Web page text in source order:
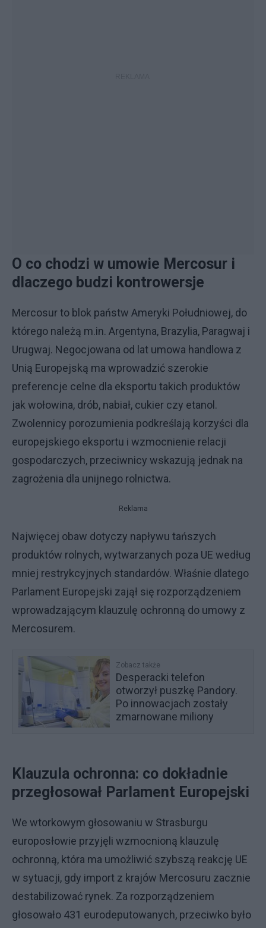
O co chodzi w umowie Mercosur i
dlaczego budzi kontrowersje
Mercosur to blok państw Ameryki Południowej, do
którego należą m.in. Argentyna, Brazylia, Paragwaj i
Urugwaj. Negocjowana od lat umowa handlowa z
Unią Europejską ma wprowadzić szerokie
preferencje celne dla eksportu takich produktów
jak wołowina, drób, nabiał, cukier czy etanol.
Zwolennicy porozumienia podkreślają korzyści dla
europejskiego eksportu i wzmocnienie relacji
gospodarczych, przeciwnicy wskazują jednak na
zagrożenia dla unijnego rolnictwa.
Reklama
Najwięcej obaw dotyczy napływu tańszych
produktów rolnych, wytwarzanych poza UE według
mniej restrykcyjnych standardów. Właśnie dlatego
Parlament Europejski zajął się rozporządzeniem
wprowadzającym klauzulę ochronną do umowy z
Mercosurem.
Zobacz także
Desperacki telefon
otworzył puszkę Pandory.
Po innowacjach zostały
zmarnowane miliony
Klauzula ochronna: co dokładnie
przegłosował Parlament Europejski
We wtorkowym głosowaniu w Strasburgu
europosłowie przyjęli wzmocnioną klauzulę
ochronną, która ma umożliwić szybszą reakcję UE
w sytuacji, gdy import z krajów Mercosuru zacznie
destabilizować rynek. Za rozporządzeniem
głosowało 431 eurodeputowanych, przeciwko było